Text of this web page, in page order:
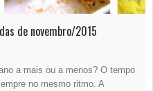
de novembro/2015
a mais ou a menos? O tempo
no mesmo ritmo. A